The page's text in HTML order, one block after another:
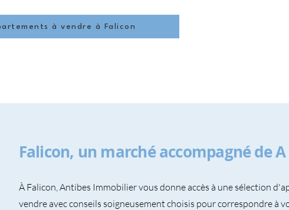
à vendre à Falicon
Falicon, un marché accompagné de A
À Falicon, Antibes Immobilier vous donne accès à une sélection
vendre avec conseils soigneusement choisis pour correspondre à